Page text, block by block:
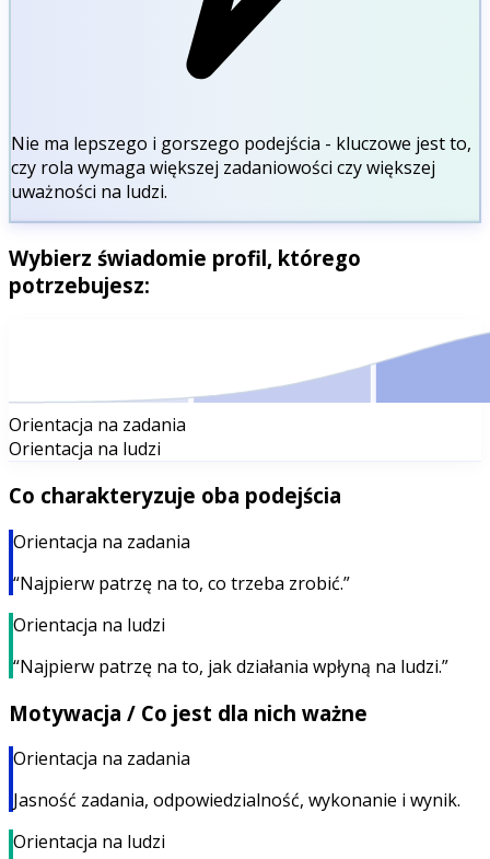
Nie ma lepszego i gorszego podejścia - kluczowe jest to,
czy rola wymaga większej zadaniowości czy większej
uważności na ludzi.
Wybierz świadomie profil, którego
potrzebujesz:
Orientacja na zadania
Orientacja na ludzi
Co charakteryzuje oba podejścia
Orientacja na zadania
“Najpierw patrzę na to, co trzeba zrobić.”
Orientacja na ludzi
“Najpierw patrzę na to, jak działania wpłyną na ludzi.”
Motywacja / Co jest dla nich ważne
Orientacja na zadania
Jasność zadania, odpowiedzialność, wykonanie i wynik.
Orientacja na ludzi